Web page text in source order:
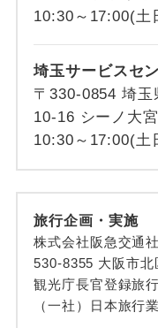
10:30～17:00(土
埼玉サービスセ
〒330-0854 埼
10-16 シーノ大
10:30～17:00(土
旅行企画・実施
株式会社阪急交通社
530-8355 大阪市
観光庁長官登録旅
（一社）日本旅行